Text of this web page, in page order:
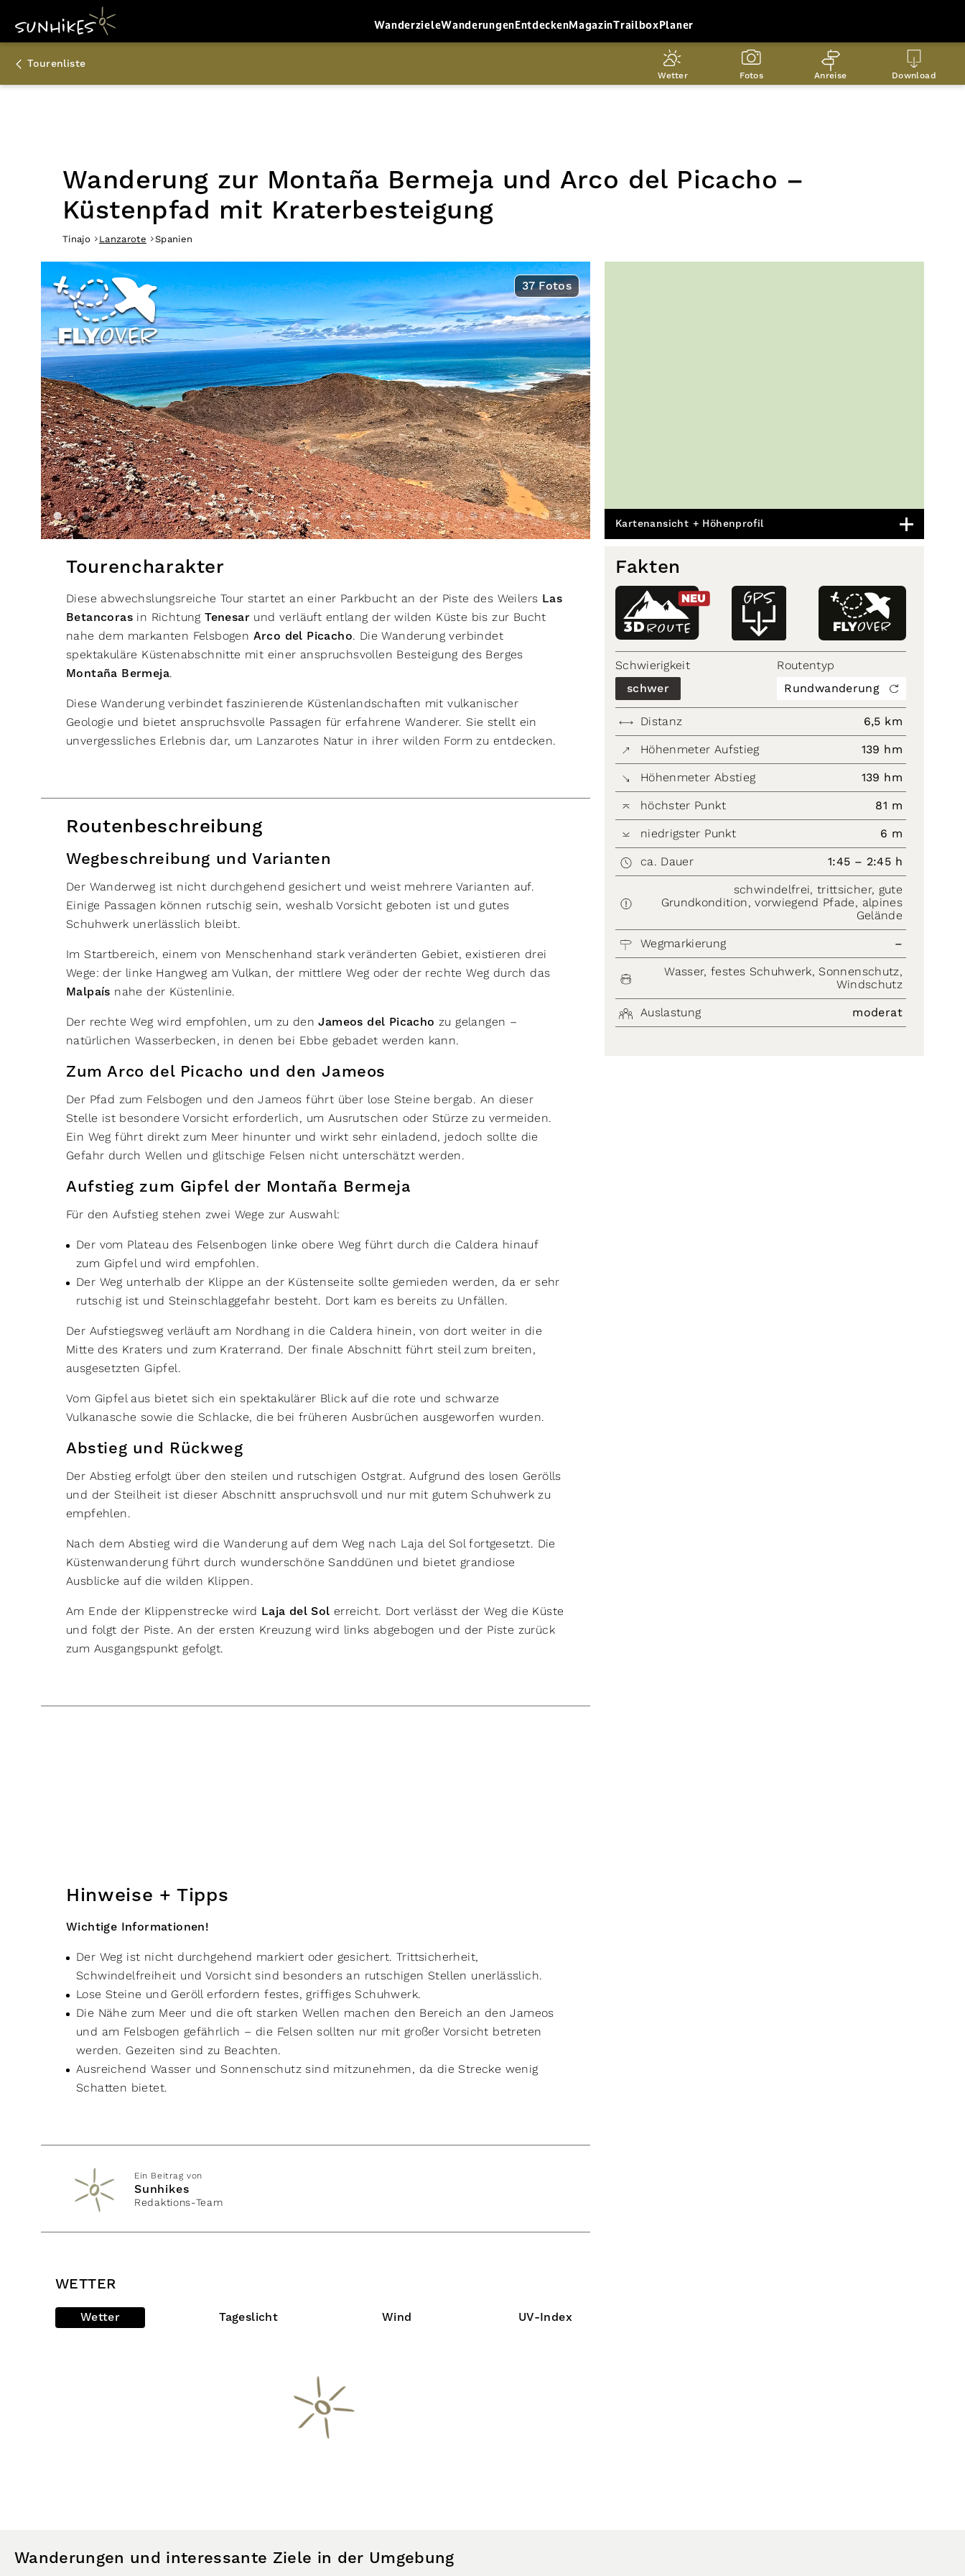
WanderzieleWanderungenEntdeckenMagazinTrailboxPlaner
Tourenliste
Wetter Fotos Anreise Download
Wanderung zur Montaña Bermeja und Arco del Picacho –
Küstenpfad mit Kraterbesteigung
Tinajo Lanzarote Spanien
37 Fotos
Kartenansicht + Höhenprofil
Tourencharakter
Diese abwechslungsreiche Tour startet an einer Parkbucht an der Piste des Weilers Las
Betancoras in RichtungTenesar und verläuft entlang der wilden Küste bis zur Bucht
nahe dem markanten Felsbogen Arco del Picacho. Die Wanderung verbindet
spektakuläre Küstenabschnitte mit einer anspruchsvollen Besteigung des Berges
Montaña Bermeja.
Diese Wanderung verbindet faszinierende Küstenlandschaften mit vulkanischer
Geologie und bietet anspruchsvolle Passagen für erfahrene Wanderer. Sie stellt ein
unvergessliches Erlebnis dar, um Lanzarotes Natur in ihrer wilden Form zu entdecken.
Routenbeschreibung
Wegbeschreibung und Varianten
Der Wanderweg ist nicht durchgehend gesichert und weist mehrere Varianten auf.
Einige Passagen können rutschig sein, weshalb Vorsicht geboten ist und gutes
Schuhwerk unerlässlich bleibt.
Im Startbereich, einem von Menschenhand stark veränderten Gebiet, existieren drei
Wege: der linke Hangweg am Vulkan, der mittlere Weg oder der rechte Weg durch das
Malpaís nahe der Küstenlinie.
Der rechte Weg wird empfohlen, um zu denJameos del Picacho zu gelangen –
natürlichen Wasserbecken, in denen bei Ebbe gebadet werden kann.
Zum Arco del Picacho und den Jameos
Der Pfad zum Felsbogen und den Jameos führt über lose Steine bergab. An dieser
Stelle ist besondere Vorsicht erforderlich, um Ausrutschen oder Stürze zu vermeiden.
Ein Weg führt direkt zum Meer hinunter und wirkt sehr einladend, jedoch sollte die
Gefahr durch Wellen und glitschige Felsen nicht unterschätzt werden.
Aufstieg zum Gipfel der Montaña Bermeja
Für den Aufstieg stehen zwei Wege zur Auswahl:
Der vom Plateau des Felsenbogen linke obere Weg führt durch die Caldera hinauf
zum Gipfel und wird empfohlen.
Der Weg unterhalb der Klippe an der Küstenseite sollte gemieden werden, da er sehr
rutschig ist und Steinschlaggefahr besteht. Dort kam es bereits zu Unfällen.
Der Aufstiegsweg verläuft am Nordhang in die Caldera hinein, von dort weiter in die
Mitte des Kraters und zum Kraterrand. Der finale Abschnitt führt steil zum breiten,
ausgesetzten Gipfel.
Vom Gipfel aus bietet sich ein spektakulärer Blick auf die rote und schwarze
Vulkanasche sowie die Schlacke, die bei früheren Ausbrüchen ausgeworfen wurden.
Abstieg und Rückweg
Der Abstieg erfolgt über den steilen und rutschigen Ostgrat. Aufgrund des losen Gerölls
und der Steilheit ist dieser Abschnitt anspruchsvoll und nur mit gutem Schuhwerk zu
empfehlen.
Nach dem Abstieg wird die Wanderung auf dem Weg nach Laja del Sol fortgesetzt. Die
Küstenwanderung führt durch wunderschöne Sanddünen und bietet grandiose
Ausblicke auf die wilden Klippen.
Am Ende der Klippenstrecke wird Laja del Sol erreicht. Dort verlässt der Weg die Küste
und folgt der Piste. An der ersten Kreuzung wird links abgebogen und der Piste zurück
zum Ausgangspunkt gefolgt.
Hinweise + Tipps
Wichtige Informationen!
Der Weg ist nicht durchgehend markiert oder gesichert. Trittsicherheit,
Schwindelfreiheit und Vorsicht sind besonders an rutschigen Stellen unerlässlich.
Lose Steine und Geröll erfordern festes, griffiges Schuhwerk.
Die Nähe zum Meer und die oft starken Wellen machen den Bereich an den Jameos
und am Felsbogen gefährlich – die Felsen sollten nur mit großer Vorsicht betreten
werden. Gezeiten sind zu Beachten.
Ausreichend Wasser und Sonnenschutz sind mitzunehmen, da die Strecke wenig
Schatten bietet.
Ein Beitrag von
Sunhikes
Redaktions-Team
WETTER
Wetter Tageslicht Wind UV-Index
Fakten
ROUTE
3D
NEU
Schwierigkeit
schwer
Routentyp
Rundwanderung
Distanz 6,5 km
Höhenmeter Aufstieg 139 hm
Höhenmeter Abstieg 139 hm
höchster Punkt 81 m
niedrigster Punkt 6 m
ca. Dauer 1:45 – 2:45 h
schwindelfrei, trittsicher, gute
Grundkondition, vorwiegend Pfade, alpines
Gelände
Wegmarkierung –
Wasser, festes Schuhwerk, Sonnenschutz,
Windschutz
Auslastung moderat
Wanderungen und interessante Ziele in der Umgebung